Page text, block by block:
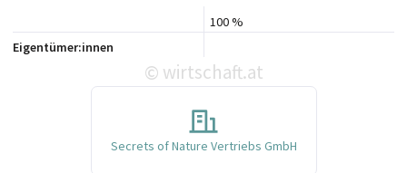
100 %
Eigentümer:innen
© wirtschaft.at
Secrets of Nature Vertriebs GmbH